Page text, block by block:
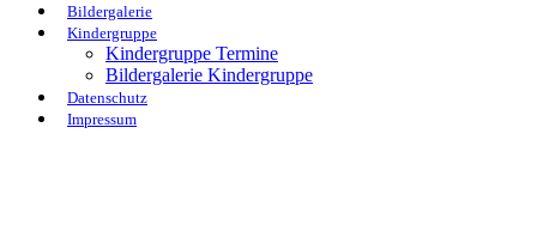
Bildergalerie
Kindergruppe
Kindergruppe Termine
Bildergalerie Kindergruppe
Datenschutz
Impressum